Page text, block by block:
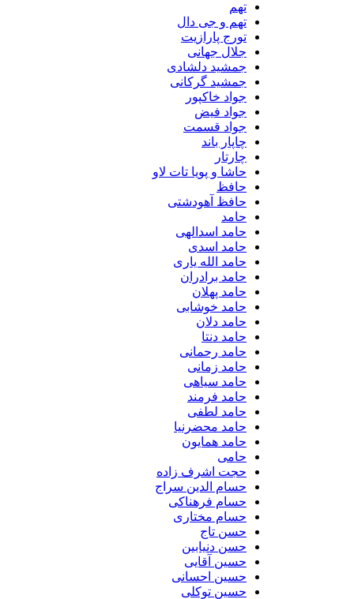
تهم و جی دال
تورج پارازیت
جلال جهانی
جمشید دلشادی
جمشید گرکانی
جواد خاکپور
جواد فیض
جواد قسمت
چاپار باند
حاشا و پویا تات لاو
حافظ آهودشتی
حامد اسدالهی
حامد اسدی
حامد الله یاری
حامد برادران
حامد پهلان
حامد خوشابی
حامد دلان
حامد دنتا
حامد رحمانی
حامد زمانی
حامد سیاهی
حامد فرمند
حامد لطفی
حامد محضرنیا
حامد همایون
حجت اشرف زاده
حسام الدین سراج
حسام فرهناکی
حسام مختاری
حسن تاج
حسن دنیابین
حسین آقایی
حسین احسانی
حسین توکلی